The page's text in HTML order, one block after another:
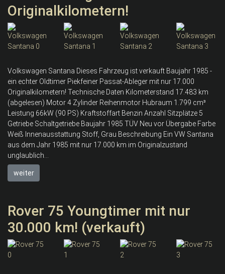
Originalkilometern!
Volkswagen Santana Dieses Fahrzeug ist verkauft Baujahr 1985 -
ein echter Oldtimer Piekfeiner Passat-Ableger mit nur 17.000
Originalkilometern! Technische Daten Kilometerstand 17.483 km
(abgelesen) Motor 4 Zylinder Reihenmotor Hubraum 1.799 cm³
Leistung 66kW (90 PS) Kraftstoffart Benzin Anzahl Sitzplätze 5
Getriebe Schaltgetriebe Baujahr 1985 TÜV Neu vor Übergabe Farbe
Weiß Innenausstattung Stoff, Grau Beschreibung Ein VW Santana
aus dem Jahr 1985 mit nur 17.000 km im Originalzustand
unglaublich...
weiter
Rover 75 Youngtimer mit nur
30.000 km! (verkauft)